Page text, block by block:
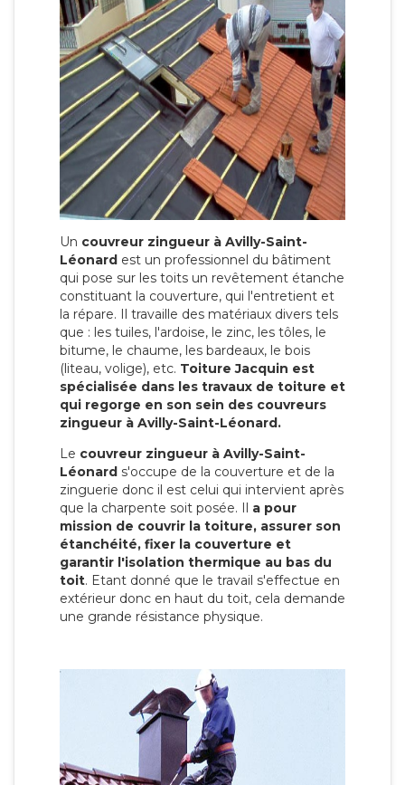
Un couvreur zingueur à Avilly-Saint-
Léonard est un professionnel du bâtiment
qui pose sur les toits un revêtement étanche
constituant la couverture, qui l'entretient et
la répare. Il travaille des matériaux divers tels
que : les tuiles, l'ardoise, le zinc, les tôles, le
bitume, le chaume, les bardeaux, le bois
(liteau, volige), etc. Toiture Jacquin est
spécialisée dans les travaux de toiture et
qui regorge en son sein des couvreurs
zingueur à Avilly-Saint-Léonard.
Le couvreur zingueur à Avilly-Saint-
Léonard s'occupe de la couverture et de la
zinguerie donc il est celui qui intervient après
que la charpente soit posée. Il a pour
mission de couvrir la toiture, assurer son
étanchéité, fixer la couverture et
garantir l'isolation thermique au bas du
toit. Etant donné que le travail s'effectue en
extérieur donc en haut du toit, cela demande
une grande résistance physique.